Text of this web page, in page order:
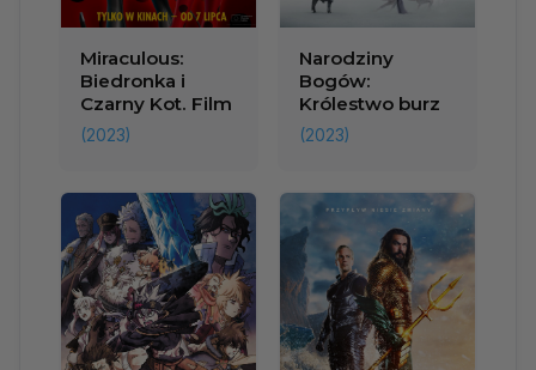
Miraculous:
Biedronka i
Czarny Kot. Film
(2023)
Narodziny
Bogów:
Królestwo burz
(2023)